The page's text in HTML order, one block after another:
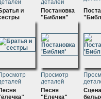
деталей
и
Постановка
"Библия"
Просмотр
деталей
Песня
"Ёлечка"